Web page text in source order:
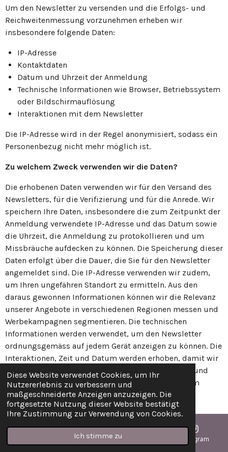
Diese Website verwendet Cookies, um Ihr
Nutzererlebnis zu verbessern und
maßgeschneiderte Anzeigen anzuzeigen. Die
fortgesetzte Nutzung dieser Website bestätigt
Ihre Zustimmung zur Verwendung von Cookies.
Ich stimme zu
Um den Newsletter zu versenden und die Erfolgs- und
Reichweitenmessung vorzunehmen erheben wir
insbesondere folgende Daten:
IP-Adresse
Kontaktdaten
Datum und Uhrzeit der Anmeldung
Technische Informationen wie Browser, Betriebssystem
oder Bildschirmauflösung
Interaktionen mit dem Newsletter
Die IP-Adresse wird in der Regel anonymisiert, sodass ein
Personenbezug nicht mehr möglich ist.
Zu welchem Zweck verwenden wir die Daten?
Die erhobenen Daten verwenden wir für den Versand des
Newsletters, für die Verifizierung und für die Anrede. Wir
speichern Ihre Daten, insbesondere die zum Zeitpunkt der
Anmeldung verwendete IP-Adresse und das Datum sowie
die Uhrzeit, die Anmeldung zu protokollieren und um
Missbräuche aufdecken zu können. Die Speicherung dieser
Daten erfolgt über die Dauer, die Sie für den Newsletter
angemeldet sind. Die IP-Adresse verwenden wir zudem,
um Ihren ungefähren Standort zu ermitteln. Aus den
daraus gewonnen Informationen können wir die Relevanz
unserer Angebote in verschiedenen Regionen messen und
Werbekampagnen segmentieren. Die technischen
Informationen werden verwendet, um den Newsletter
ordnungsgemäss auf jedem Gerät anzeigen zu können. Die
Interaktionen, Zeit und Datum werden erhoben, damit wir
anhand dieser Daten unsere Marketingkampagnen und
Angebote auswerten und optimieren können. Zudem
können wir anhand dieser Daten ermitteln, wie die
Abonnenten mit unserem Newsletter interagieren.
An wen geben wir die Daten weiter?
Wir geben Ihre Daten zum Zwecke der technischen
Telefon Instagram